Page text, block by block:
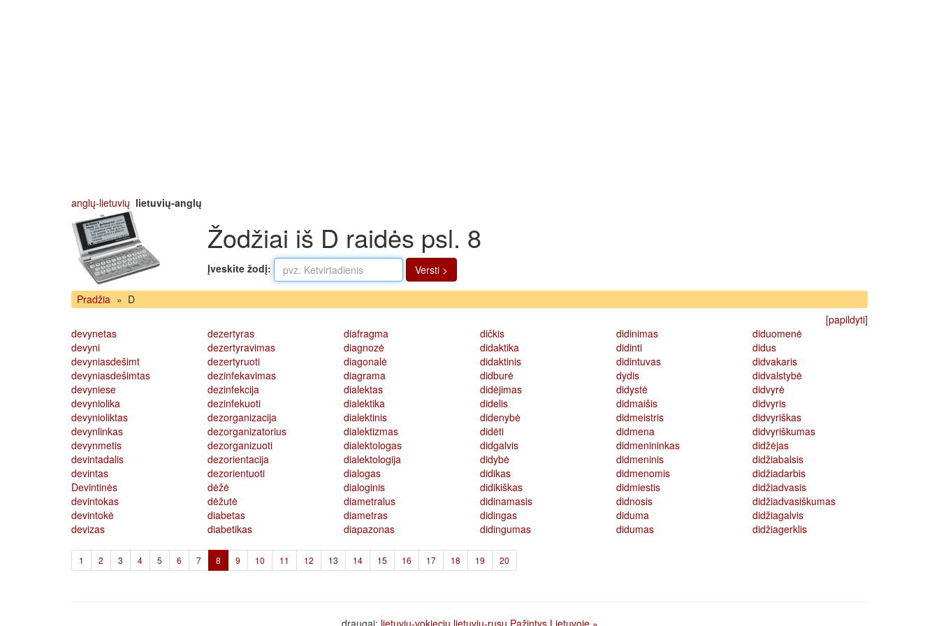
anglų-lietuvių lietuvių-anglų
Žodžiai iš D raidės psl. 8
Įveskite žodį: Versti >
Pradžia » D
[papildyti]
devynetas
devyni
devyniasdešimt
devyniasdešimtas
devyniese
devyniolika
devynioliktas
devynlinkas
devynmetis
devintadalis
devintas
Devintinės
devintokas
devintokė
devizas
dezertyras
dezertyravimas
dezertyruoti
dezinfekavimas
dezinfekcija
dezinfekuoti
dezorganizacija
dezorganizatorius
dezorganizuoti
dezorientacija
dezorientuoti
dėžė
dėžutė
diabetas
diabetikas
diafragma
diagnozė
diagonalė
diagrama
dialektas
dialektika
dialektinis
dialektizmas
dialektologas
dialektologija
dialogas
dialoginis
diametralus
diametras
diapazonas
dičkis
didaktika
didaktinis
didburė
didėjimas
didelis
didenybė
didėti
didgalvis
didybė
didikas
didikiškas
didinamasis
didingas
didingumas
didinimas
didinti
didintuvas
dydis
didystė
didmaišis
didmeistris
didmena
didmenininkas
didmeninis
didmenomis
didmiestis
didnosis
diduma
didumas
diduomenė
didus
didvakaris
didvalstybė
didvyrė
didvyris
didvyriškas
didvyriškumas
didžėjas
didžiabalsis
didžiadarbis
didžiadvasis
didžiadvasiškumas
didžiagalvis
didžiagerklis
1 2 3 4 5 6 7 8 (current)
9 10 11 12 13 14 15 16 17 18 19 20
draugai: lietuviu-vokieciu lietuviu-rusu Pažintys Lietuvoje »